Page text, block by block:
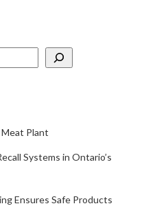
Plant
Systems in Ontario’s
Ensures Safe Products